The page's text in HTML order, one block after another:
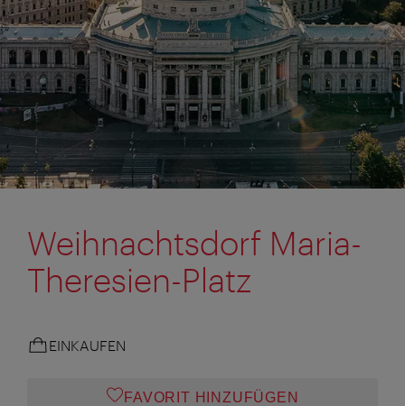
Weihnachtsdorf Maria-
Theresien-Platz
EINKAUFEN
FAVORIT HINZUFÜGEN